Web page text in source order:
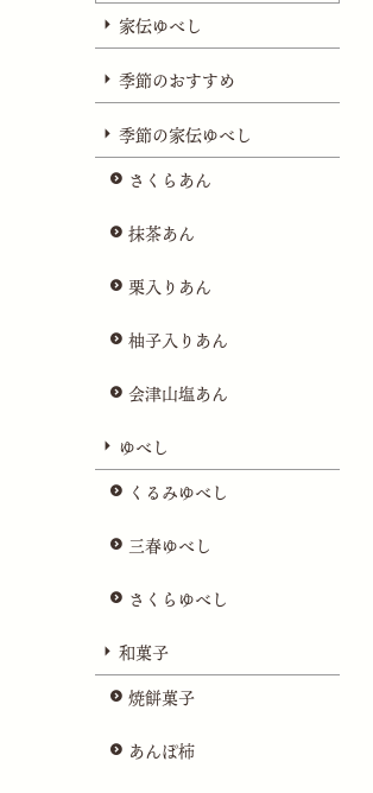
家伝ゆべし
季節のおすすめ
季節の家伝ゆべし
さくらあん
抹茶あん
栗入りあん
柚子入りあん
会津山塩あん
ゆべし
くるみゆべし
三春ゆべし
さくらゆべし
和菓子
焼餅菓子
あんぽ柿